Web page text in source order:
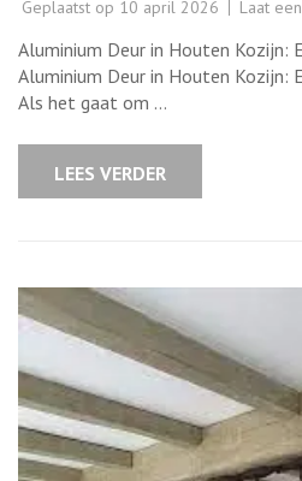
Geplaatst op 10 april 2026 Laat
Aluminium Deur in Houten Kozijn:
Aluminium Deur in Houten Kozijn:
Als het gaat om …
LEES VERDER